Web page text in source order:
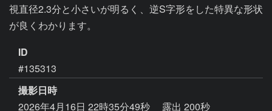
視直径2.3分と小さいが明るく、逆S字形をした特異な形状
が良くわかります。
ID
#135313
撮影日時
2026年4月16日 22時35分49秒
露出 200秒